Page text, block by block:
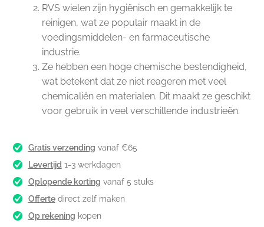
RVS wielen zijn hygiënisch en gemakkelijk te
reinigen, wat ze populair maakt in de
voedingsmiddelen- en farmaceutische
industrie.
Ze hebben een hoge chemische bestendigheid,
wat betekent dat ze niet reageren met veel
chemicaliën en materialen. Dit maakt ze geschikt
voor gebruik in veel verschillende industrieën.
Gratis verzending vanaf €65
Levertijd1-3 werkdagen
Oplopende korting vanaf 5 stuks
Offertedirect zelf maken
Op rekening kopen